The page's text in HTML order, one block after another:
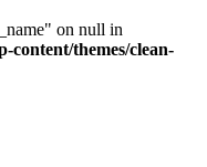
on null in
content/themes/clean-